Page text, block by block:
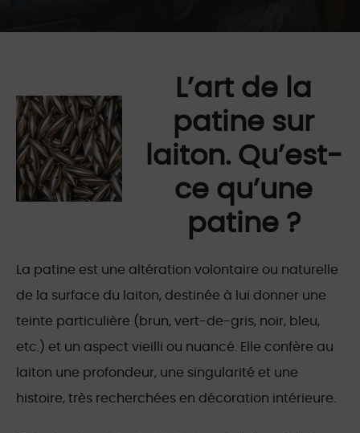
L’art de la
patine sur
laiton. Qu’est-
ce qu’une
patine ?
La patine est une altération volontaire ou naturelle
de la surface du laiton, destinée à lui donner une
teinte particulière (brun, vert-de-gris, noir, bleu,
etc.) et un aspect vieilli ou nuancé. Elle confère au
laiton une profondeur, une singularité et une
histoire, très recherchées en décoration intérieure.